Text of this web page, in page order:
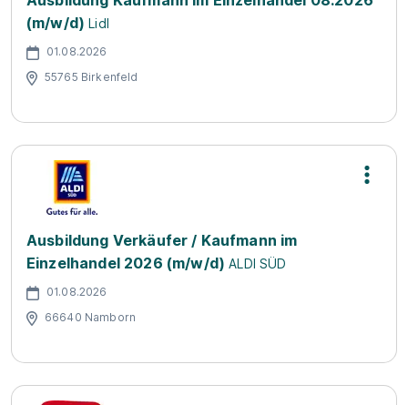
(m/w/d) Lidl
01.08.2026
55765 Birkenfeld
Ausbildung Verkäufer / Kaufmann im
Einzelhandel 2026 (m/w/d) ALDI SÜD
01.08.2026
66640 Namborn